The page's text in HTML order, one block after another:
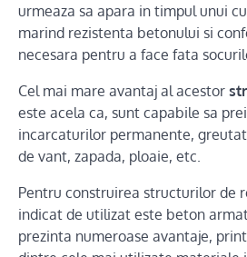
urmeaza sa apara in timpul unui
marind rezistenta betonului si
necesara pentru a face fata
Cel mai mare avantaj al acestor
este acela ca, sunt capabile sa
incarcaturilor permanente,
de vant, zapada, ploaie, etc.
Pentru construirea structurilor de
indicat de utilizat este beton
prezinta numeroase avantaje,